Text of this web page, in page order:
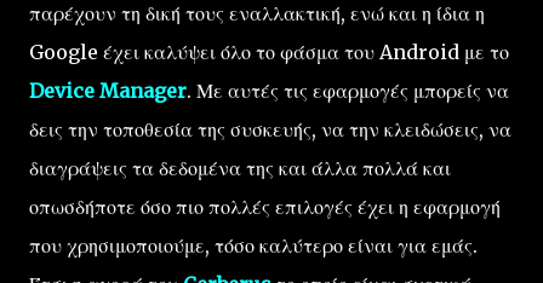
παρέχουν τη δική τους εναλλακτική, ενώ και η ίδια η
Google έχει καλύψει όλο το φάσμα του Android με το
Device Manager. Με αυτές τις εφαρμογές μπορείς να
δεις την τοποθεσία της συσκευής, να την κλειδώσεις, να
διαγράψεις τα δεδομένα της και άλλα πολλά και
οπωσδήποτε όσο πιο πολλές επιλογές έχει η εφαρμογή
που χρησιμοποιούμε, τόσο καλύτερο είναι για εμάς.